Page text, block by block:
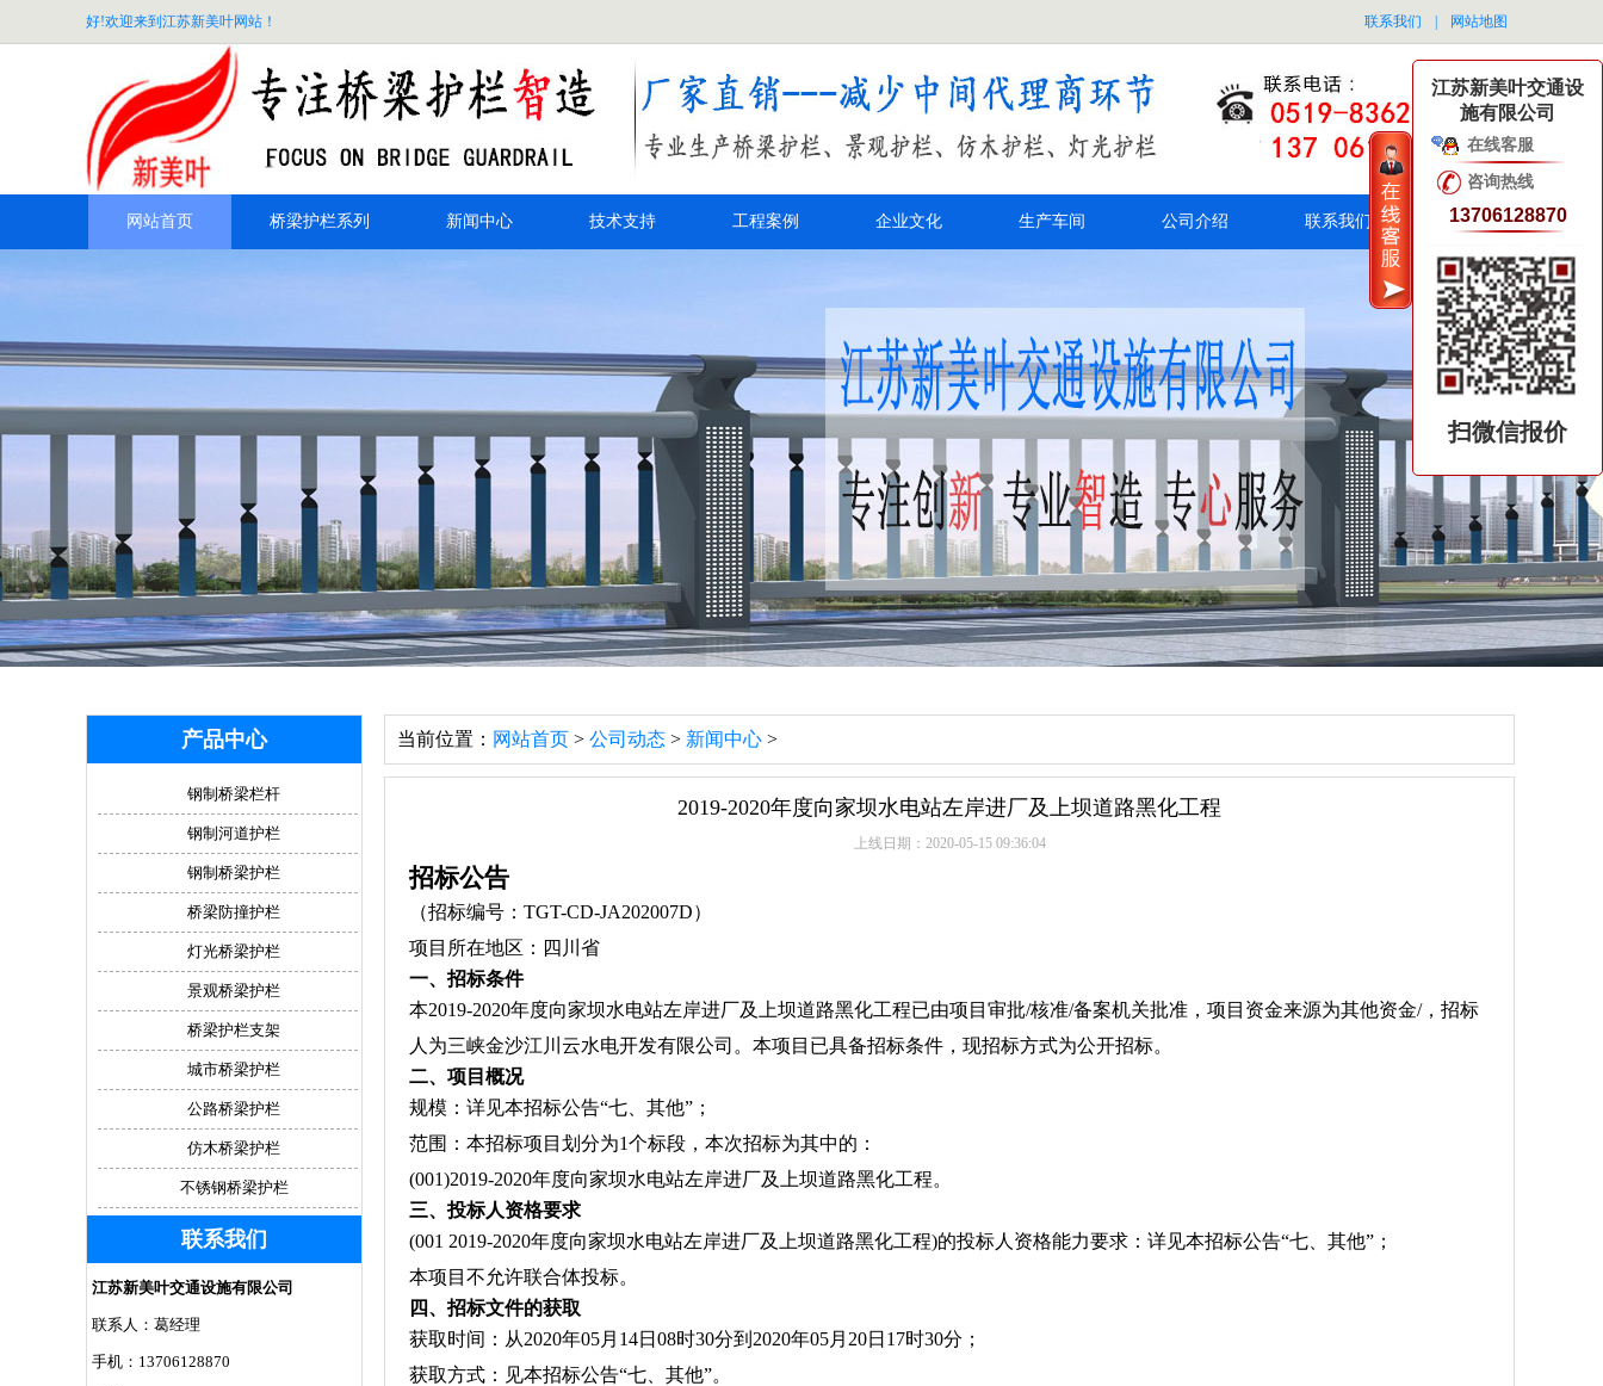
好!欢迎来到江苏新美叶网站！ 联系我们 网站地图
网站首页 桥梁护栏系列 新闻中心 技术支持 工程案例 企业文化 生产车间 公司介绍 联系我们
当前位置： 网站首页 > 公司动态 > 新闻中心 >
2019-2020年度向家坝水电站左岸进厂及上坝道路黑化工程
上线日期：2020-05-15 09:36:04
招标公告
（招标编号：TGT-CD-JA202007D）
项目所在地区：四川省
一、招标条件
本2019-2020年度向家坝水电站左岸进厂及上坝道路黑化工程已由项目审批/核准/备案机关批准，项目资金来源为其他资金/，招标
人为三峡金沙江川云水电开发有限公司。本项目已具备招标条件，现招标方式为公开招标。
二、项目概况
规模：详见本招标公告“七、其他”；
范围：本招标项目划分为1个标段，本次招标为其中的：
(001)2019-2020年度向家坝水电站左岸进厂及上坝道路黑化工程。
三、投标人资格要求
(001 2019-2020年度向家坝水电站左岸进厂及上坝道路黑化工程)的投标人资格能力要求：详见本招标公告“七、其他”；
本项目不允许联合体投标。
四、招标文件的获取
获取时间：从2020年05月14日08时30分到2020年05月20日17时30分；
获取方式：见本招标公告“七、其他”。
产品中心
钢制桥梁栏杆
钢制河道护栏
钢制桥梁护栏
桥梁防撞护栏
灯光桥梁护栏
景观桥梁护栏
桥梁护栏支架
城市桥梁护栏
公路桥梁护栏
仿木桥梁护栏
不锈钢桥梁护栏
联系我们
江苏新美叶交通设施有限公司
联系人：葛经理
手机：13706128870
江苏新美叶交通设
施有限公司
在线客服
咨询热线
13706128870
扫微信报价